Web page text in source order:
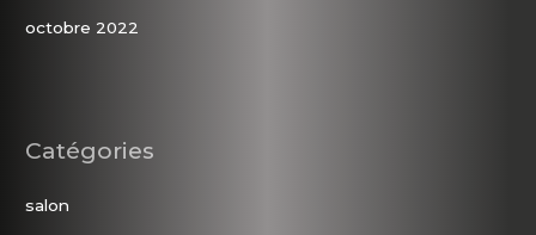
octobre 2022
Catégories
salon